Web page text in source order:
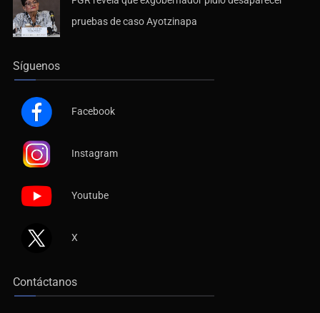
pruebas de caso Ayotzinapa
Síguenos
Facebook
Instagram
Youtube
X
Contáctanos